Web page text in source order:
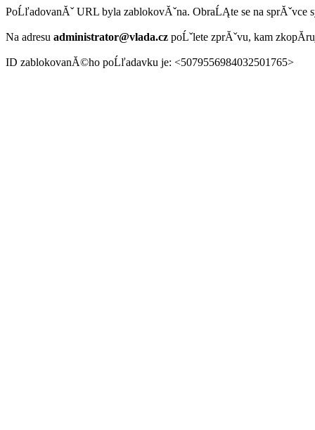
PoĹľadovanĂˇ URL byla zablokovĂˇna. ObraĹĄte se na sprĂˇvce
Na adresu administrator@vlada.cz poĹˇlete zprĂˇvu, kam
ID zablokovanĂ©ho poĹľadavku je: <5079556984032501765>